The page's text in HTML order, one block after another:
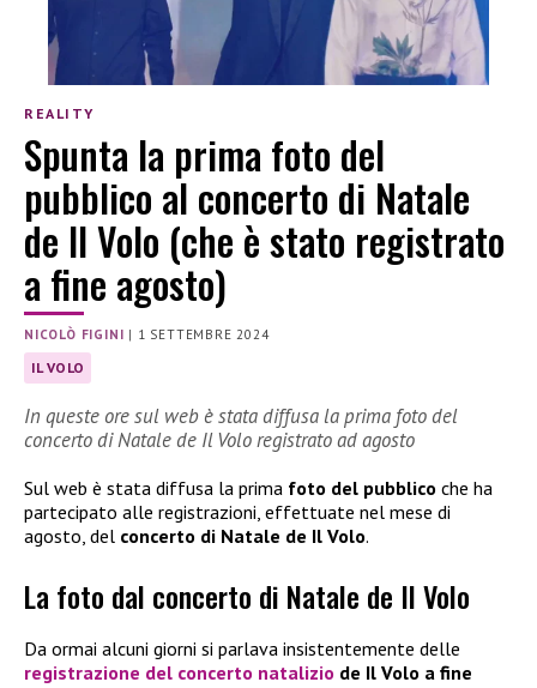
REALITY
Spunta la prima foto del
pubblico al concerto di Natale
de Il Volo (che è stato registrato
a fine agosto)
NICOLÒ FIGINI | 1 SETTEMBRE 2024
IL VOLO
In queste ore sul web è stata diffusa la prima foto del
concerto di Natale de Il Volo registrato ad agosto
Sul web è stata diffusa la prima foto del pubblico che ha
partecipato alle registrazioni, effettuate nel mese di
agosto, del concerto di Natale de Il Volo.
La foto dal concerto di Natale de Il Volo
Da ormai alcuni giorni si parlava insistentemente delle
registrazione del concerto natalizio de Il Volo a fine